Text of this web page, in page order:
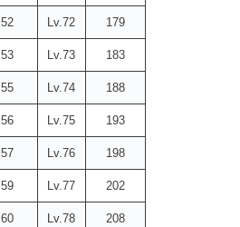
52 Lv.72 179
53 Lv.73 183
55 Lv.74 188
56 Lv.75 193
57 Lv.76 198
59 Lv.77 202
60 Lv.78 208